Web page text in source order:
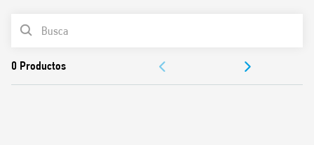
LISTA DE PRODUCTOS
APROBACIONES